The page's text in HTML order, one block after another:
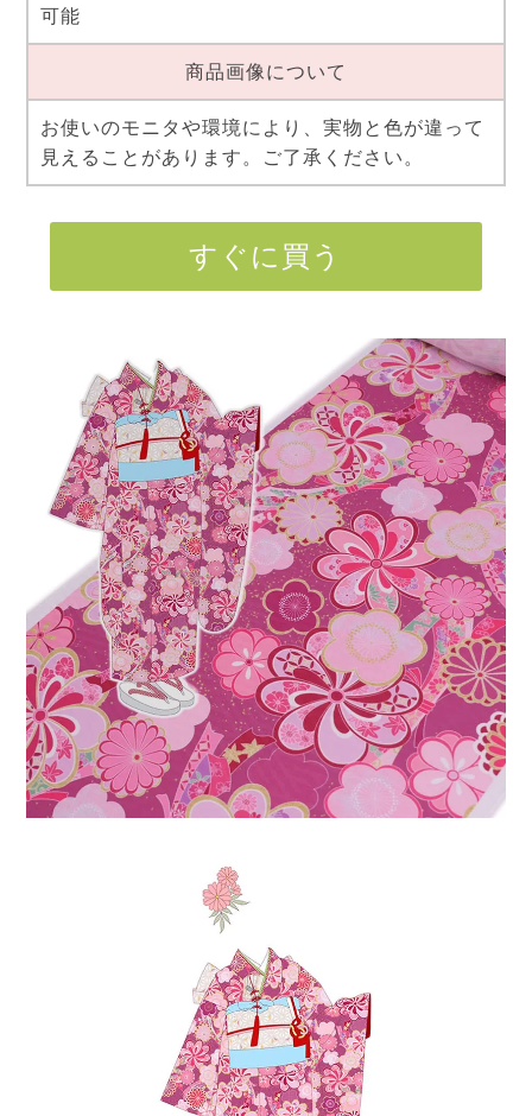
可能
商品画像について
お使いのモニタや環境により、実物と色が違って
見えることがあります。ご了承ください。
すぐに買う